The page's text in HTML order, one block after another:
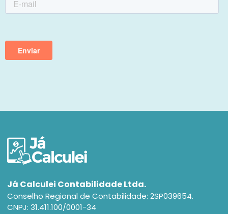
Já Calculei Contabilidade Ltda.
Conselho Regional de Contabilidade: 2SP039654.
CNPJ: 31.411.100/0001-34